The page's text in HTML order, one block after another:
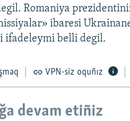
Romaniya
ibaresi
ifadeleymi belli degil.
VPN-siz oquñız
devam etiñiz